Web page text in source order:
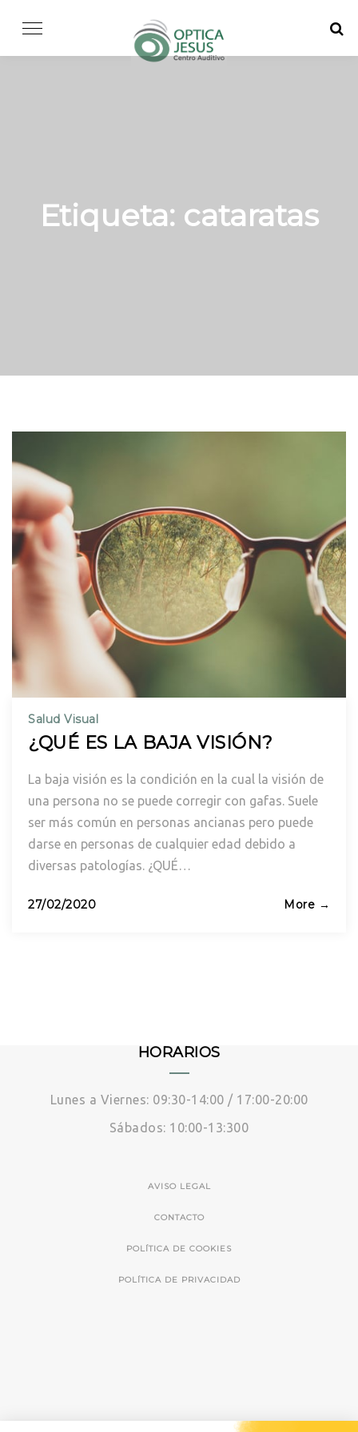
content
Etiqueta: cataratas
Salud Visual
¿QUÉ ES LA BAJA VISIÓN?
La baja visión es la condición en la cual la visión de
una persona no se puede corregir con gafas. Suele
ser más común en personas ancianas pero puede
darse en personas de cualquier edad debido a
diversas patologías. ¿QUÉ…
Posted
27/02/2020 More →
HORARIOS
Lunes a Viernes: 09:30-14:00 / 17:00-20:00
Sábados: 10:00-13:300
AVISO LEGAL
CONTACTO
POLÍTICA DE COOKIES
POLÍTICA DE PRIVACIDAD